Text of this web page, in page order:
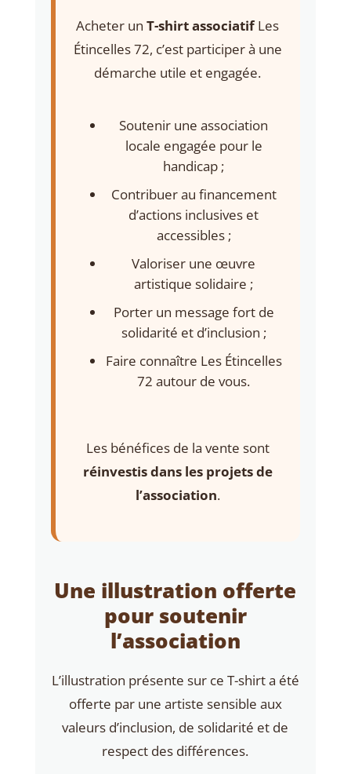
Acheter unT-shirt associatifLes
Étincelles 72, c’est participer à une
démarche utile et engagée.
Soutenir une association
locale engagée pour le
handicap ;
Contribuer au financement
d’actions inclusives et
accessibles ;
Valoriser une œuvre
artistique solidaire ;
Porter un message fort de
solidarité et d’inclusion ;
Faire connaître Les Étincelles
72 autour de vous.
Les bénéfices de la vente sont
réinvestis dans les projets de
l’association.
Une illustration offerte
pour soutenir
l’association
L’illustration présente sur ce T-shirt a été
offerte par une artiste sensible aux
valeurs d’inclusion, de solidarité et de
respect des différences.